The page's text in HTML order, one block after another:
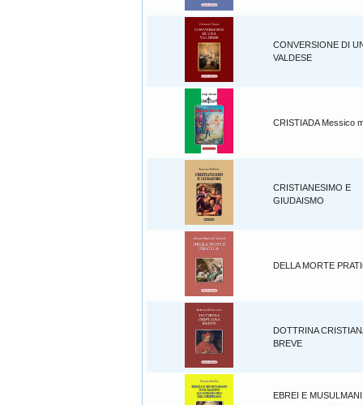
CONVERSIONE DI
VALDESE
CRISTIADA Messico
CRISTIANESIMO E
GIUDAISMO
DELLA MORTE
DOTTRINA
BREVE
EBREI E